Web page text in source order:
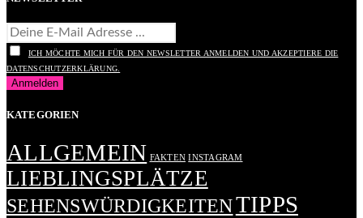
ICH MÖCHTE MICH FÜR DEN NEWSLETTER ANMELDEN UND AKZEPTIERE DIE
DATENSCHUTZERKLÄRUNG.
KATEGORIEN
ALLGEMEIN FAKTEN INSTAGRAM
LIEBLINGSPLÄTZE
SEHENSWÜRDIGKEITENTIPPS